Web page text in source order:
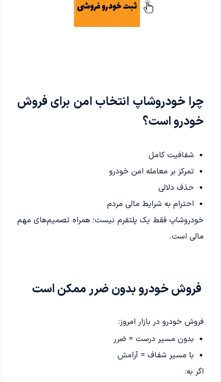
چرا خودروشاپ انتخاب امن برای فروش
خودرو است؟
شفافیت کامل
تمرکز بر معامله امن خودرو
حذف دلالی
احترام به شرایط مالی مردم
خودروشاپ فقط یک پلتفرم نیست؛ همراه تصمیم‌های مهم
مالی است.
فروش خودرو بدون ضرر ممکن است
فروش خودرو در بازار امروز:
بدون مسیر درست = ضرر
با مسیر شفاف = آرامش
اگر به: